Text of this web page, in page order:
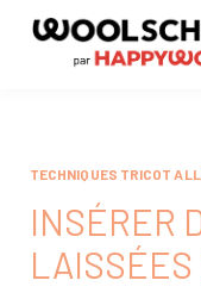
TECHNIQUES TRICOT
INSÉRER